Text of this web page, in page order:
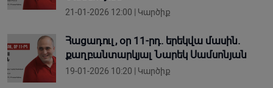
21-01-2026 12:00 | Կարծիք
Հացադուլ, օր 11-րդ. երեկվա մասին.
քաղբանտարկյալ Նարեկ Սամսոնյան
19-01-2026 10:20 | Կարծիք